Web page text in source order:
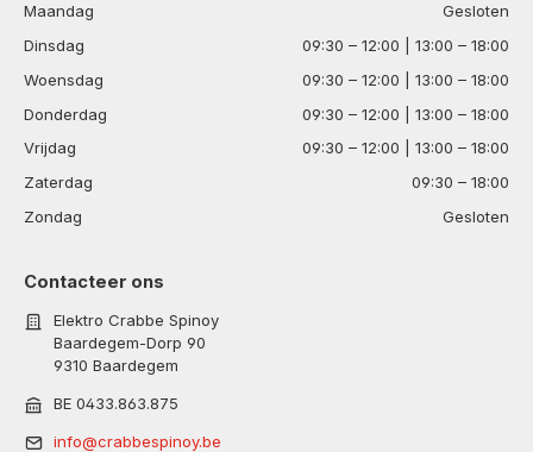
Maandag
Gesloten
Dinsdag
09:30 – 12:00 | 13:00 – 18:00
Woensdag
09:30 – 12:00 | 13:00 – 18:00
Donderdag
09:30 – 12:00 | 13:00 – 18:00
Vrijdag
09:30 – 12:00 | 13:00 – 18:00
Zaterdag
09:30 – 18:00
Zondag
Gesloten
Contacteer ons
Elektro Crabbe Spinoy
Baardegem-Dorp 90
9310 Baardegem
BE 0433.863.875
info@crabbespinoy.be